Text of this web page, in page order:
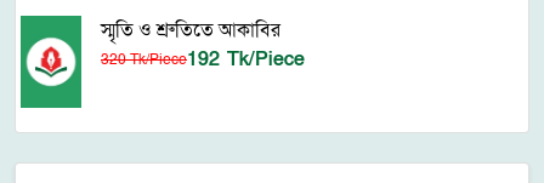
স্মৃতি ও শ্রুতিতে আকাবির
320 Tk/Piece192 Tk/Piece